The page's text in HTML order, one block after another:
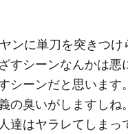
ンに単刀を突きつけ
すシーンなんかは悪
シーンだと思います
の臭いがしますしね
達はヤラレてしまっ